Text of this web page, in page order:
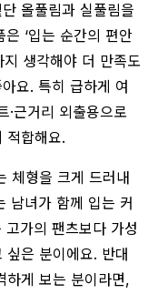
올풀림과 실풀림을
‘입는 순간의 편안
지 생각해야 더 만족도
요. 특히 급하게 여
·근거리 외출용으로
적합해요.
체형을 크게 드러내
남녀가 함께 입는 커
가의 팬츠보다 가성
싶은 분이에요. 반대
하게 보는 분이라면,